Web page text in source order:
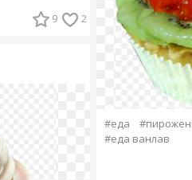
9 2
#еда
#еда ванлав